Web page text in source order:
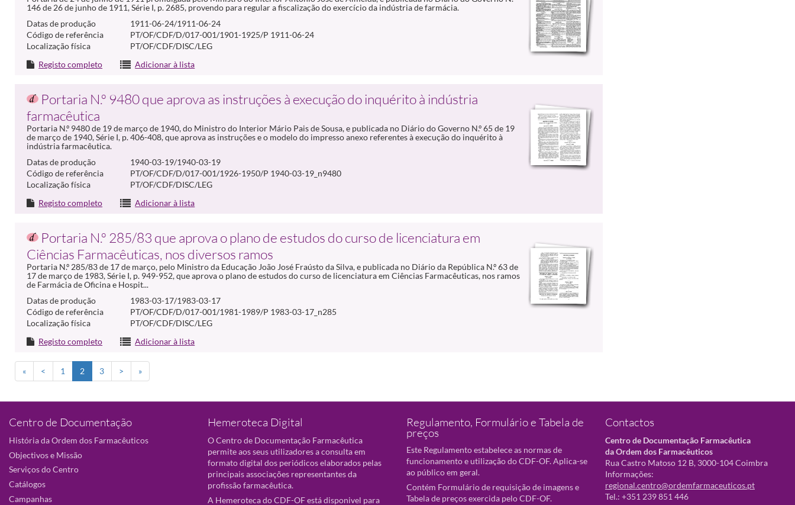
146 de 26 de junho de 1911, Série I, p. 2685, provendo para regular a fiscalização do exercício da indústria de farmácia.
Datas de produção
1911-06-24/1911-06-24
Código de referência
PT/OF/CDF/D/017-001/1901-1925/P 1911-06-24
Localização física
PT/OF/CDF/DISC/LEG
Registo completo
Adicionar à lista
Portaria N.º 9480 que aprova as instruções à execução do inquérito à indústria
farmacêutica
Portaria N.º 9480 de 19 de março de 1940, do Ministro do Interior Mário Pais de Sousa, e publicada no Diário do Governo N.º 65 de 19
de março de 1940, Série I, p. 406-408, que aprova as instruções e o modelo do impresso anexo referentes à execução do inquérito à
indústria farmacêutica.
Datas de produção
1940-03-19/1940-03-19
Código de referência
PT/OF/CDF/D/017-001/1926-1950/P 1940-03-19_n9480
Localização física
PT/OF/CDF/DISC/LEG
Registo completo
Adicionar à lista
Portaria N.º 285/83 que aprova o plano de estudos do curso de licenciatura em
Ciências Farmacêuticas, nos diversos ramos
Portaria N.º 285/83 de 17 de março, pelo Ministro da Educação João José Fraústo da Silva, e publicada no Diário da República N.º 63 de
17 de março de 1983, Série I, p. 949-952, que aprova o plano de estudos do curso de licenciatura em Ciências Farmacêuticas, nos ramos
de Farmácia de Oficina e Hospit...
Datas de produção
1983-03-17/1983-03-17
Código de referência
PT/OF/CDF/D/017-001/1981-1989/P 1983-03-17_n285
Localização física
PT/OF/CDF/DISC/LEG
Registo completo
Adicionar à lista
« < 1 2 3 > »
Centro de Documentação
História da Ordem dos Farmacêuticos
Objectivos e Missão
Serviços do Centro
Catálogos
Campanhas
Hemeroteca Digital
O Centro de Documentação Farmacêutica
permite aos seus utilizadores a consulta em
formato digital dos periódicos elaborados pelas
principais associações representantes da
profissão farmacêutica.
A Hemeroteca do CDF-OF está disponivel para
Regulamento, Formulário e Tabela de
preços
Este Regulamento estabelece as normas de
funcionamento e utilização do CDF-OF. Aplica-se
ao público em geral.
Contém Formulário de requisição de imagens e
Tabela de preços exercida pelo CDF-OF.
Contactos
Centro de Documentação Farmacêutica
da Ordem dos Farmacêuticos
Rua Castro Matoso 12 B, 3000-104 Coimbra
Informações:
regional.centro@ordemfarmaceuticos.pt
Tel.: +351 239 851 446